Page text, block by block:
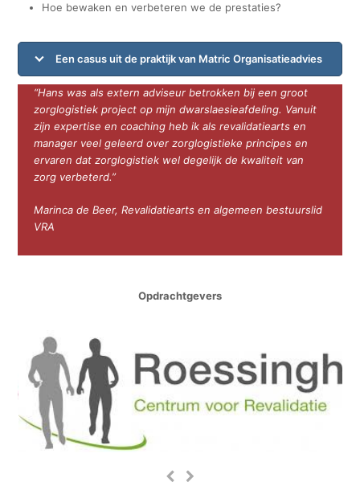
Hoe bewaken en verbeteren we de prestaties?
Een casus uit de praktijk van Matric Organisatieadvies
“Hans was als extern adviseur betrokken bij een groot
zorglogistiek project op mijn dwarslaesieafdeling. Vanuit
zijn expertise en coaching heb ik als revalidatiearts en
manager veel geleerd over zorglogistieke principes en
ervaren dat zorglogistiek wel degelijk de kwaliteit van
zorg verbeterd.”
Marinca de Beer, Revalidatiearts en algemeen bestuurslid
VRA
Opdrachtgevers
previous